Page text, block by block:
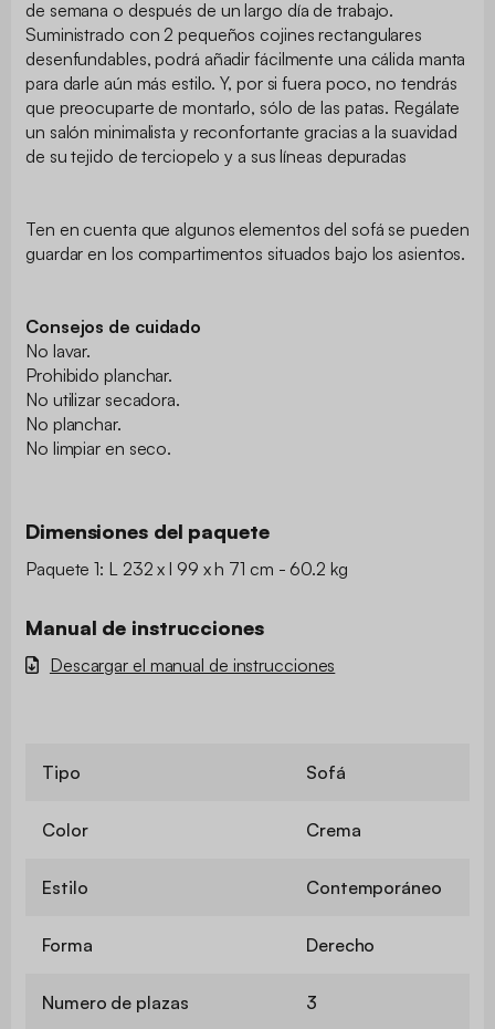
de semana o después de un largo día de trabajo.
Suministrado con 2 pequeños cojines rectangulares
desenfundables, podrá añadir fácilmente una cálida manta
para darle aún más estilo. Y, por si fuera poco, no tendrás
que preocuparte de montarlo, sólo de las patas. Regálate
un salón minimalista y reconfortante gracias a la suavidad
de su tejido de terciopelo y a sus líneas depuradas
Ten en cuenta que algunos elementos del sofá se pueden
guardar en los compartimentos situados bajo los asientos.
Consejos de cuidado
No lavar.
Prohibido planchar.
No utilizar secadora.
No planchar.
No limpiar en seco.
Dimensiones del paquete
Paquete 1: L 232 x l 99 x h 71 cm - 60.2 kg
Manual de instrucciones
Descargar el manual de instrucciones
Tipo Sofá
Color Crema
Estilo Contemporáneo
Forma Derecho
Numero de plazas 3